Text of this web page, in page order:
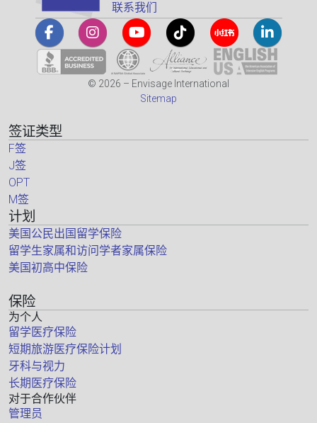
联系我们
© 2026 – Envisage International
Sitemap
签证类型
F签
J签
OPT
M签
计划
美国公民出国留学保险
留学生家属和访问学者家属保险
美国初高中保险
保险
为个人
留学医疗保险
短期旅游医疗保险计划
牙科与视力
长期医疗保险
对于合作伙伴
管理员